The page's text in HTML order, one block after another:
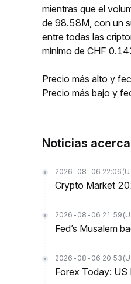
mientras que el
de 98.58M, con un
entre todas las
mínimo de CHF
Precio más alto y
Precio más bajo y
Noticias
2026-08-06 22:06
Crypto Market
2026-08-06 21:59
Fed’s Musalem
2026-08-06 20:53
Forex Today: US